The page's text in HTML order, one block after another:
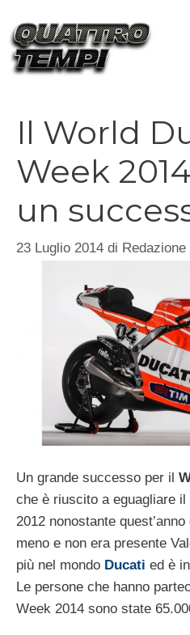
contenuto
Il World
Week
un
23 Luglio 2014 di Redazione
Un grande successo per il
che è riuscito a eguagliare
2012 nonostante
meno e non era presente
più nel mondo Ducati ed è
Le persone che hanno
Week 2014 sono state